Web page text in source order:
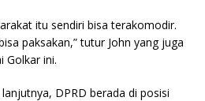
itu sendiri bisa terakomodir.
paksakan,” tutur John yang juga
Golkar ini.
DPRD berada di posisi